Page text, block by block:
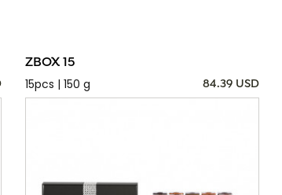
ZBOX 15
15pcs | 150 g
84.39 USD